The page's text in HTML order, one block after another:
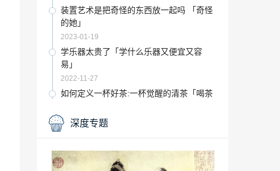
装置艺术是把奇怪的东西放一起吗 「奇怪
的她」
2023-01-19
学乐器太贵了「学什么乐器又便宜又容
易」
2022-11-27
如何定义一杯好茶:一杯觉醒的清茶「喝茶
2022-11-25
2022-11-26
深度专题